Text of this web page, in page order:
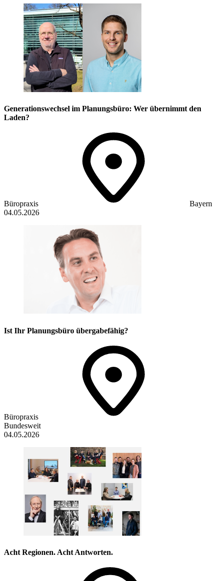
Generationswechsel im Planungsbüro: Wer übernimmt den
Laden?
Büropraxis
Bayern
04.05.2026
Ist Ihr Planungsbüro übergabefähig?
Büropraxis
Bundesweit
04.05.2026
Acht Regionen. Acht Antworten.